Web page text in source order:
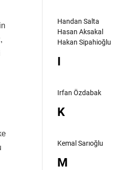
Handan Salta
Hasan Aksakal
Hakan Sipahioğlu
I
Irfan Özdabak
K
Kemal Sarıoğlu
M